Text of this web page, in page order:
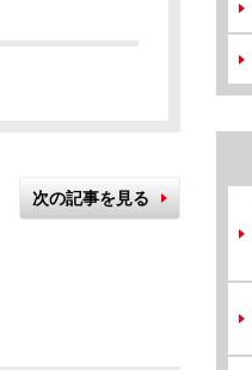
次の記事を見る